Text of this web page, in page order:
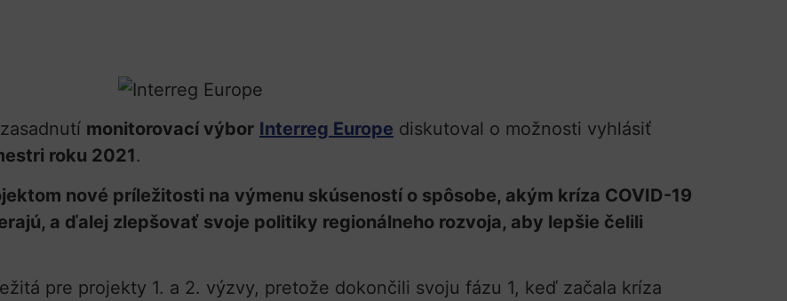
monitorovací výbor Interreg Europe diskutoval o možnosti vyhlásiť
roku 2021.
nové príležitosti na výmenu skúseností o spôsobe, akým kríza COVID-19
a ďalej zlepšovať svoje politiky regionálneho rozvoja, aby lepšie čelili
pre projekty 1. a 2. výzvy, pretože dokončili svoju fázu 1, keď začala kríza